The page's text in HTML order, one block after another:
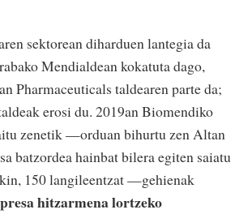
sektorean diharduen lantegia da
Mendialdean kokatuta dago,
Pharmaceuticals taldearen parte da;
erosi du. 2019an Biomendiko
zenetik —orduan bihurtu zen Altan
batzordea hainbat bilera egiten saiatu
150 langileentzat —gehienak
hitzarmena lortzeko